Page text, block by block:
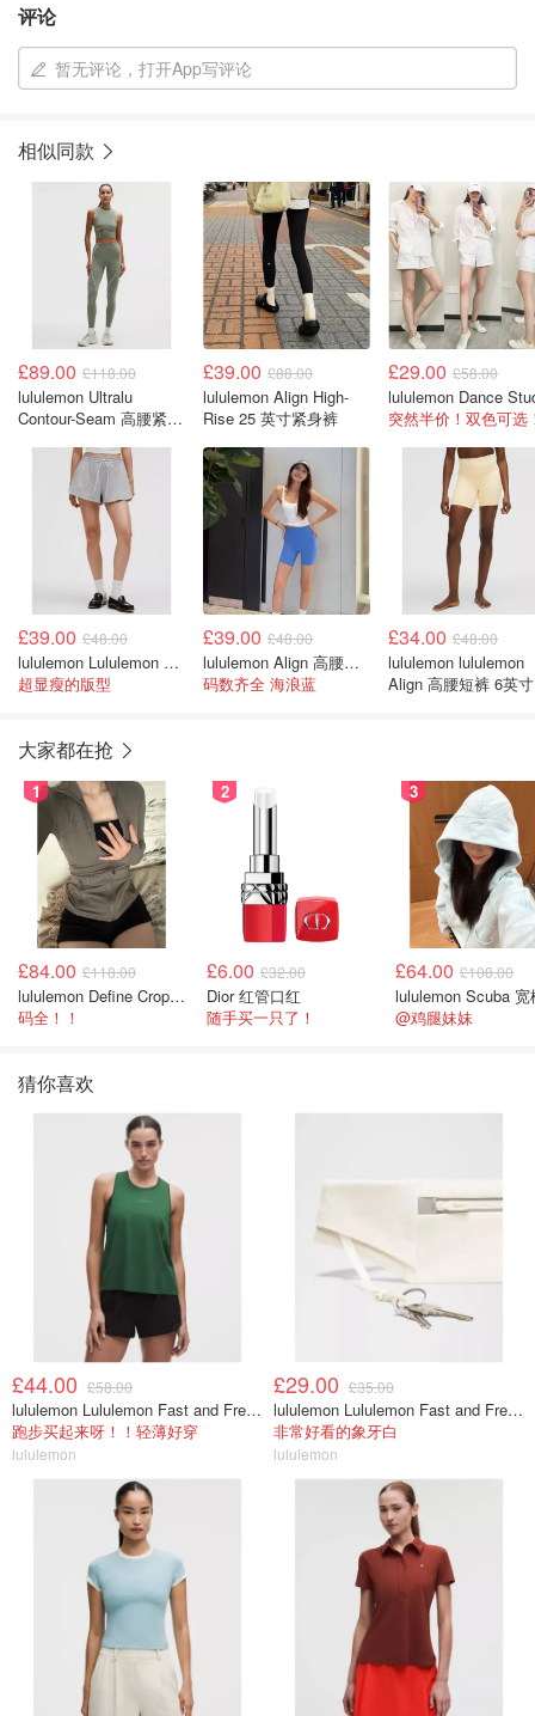
评论
暂无评论，打开App写评论
相似同款
£89.00 £118.00
lululemon Ultralu
Contour-Seam 高腰紧身
£39.00 £88.00
lululemon Align High-
Rise 25 英寸紧身裤
£29.00 £58.00
突然半价！双色可选
£39.00 £48.00
lululemon Lululemon Soft Jersey 中腰弧形短裤 3英寸
超显瘦的版型
£39.00 £48.00
lululemon Align 高腰短裤 6英寸
码数齐全 海浪蓝
£34.00 £48.00
lululemon lululemon
Align 高腰短裤 6英寸
大家都在抢
1
£84.00 £118.00
lululemon Define Cropped Jacket Nulu 短款夹克
码全！！
2
£6.00 £32.00
Dior 红管口红
随手买一只了！
3
£64.00 £108.00
@鸡腿妹妹
猜你喜欢
£44.00 £58.00
lululemon Lululemon Fast and Free 女士背心
跑步买起来呀！！轻薄好穿
lululemon
£29.00 £35.00
lululemon Lululemon Fast and Free 跑步腰包
非常好看的象牙白
lululemon